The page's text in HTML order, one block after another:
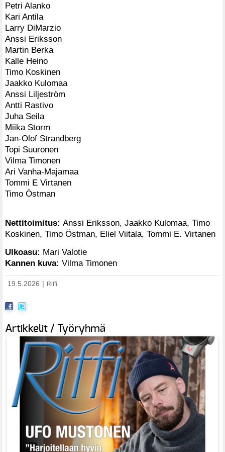
Petri Alanko
Kari Antila
Larry DiMarzio
Anssi Eriksson
Martin Berka
Kalle Heino
Timo Koskinen
Jaakko Kulomaa
Anssi Liljeström
Antti Rastivo
Juha Seila
Miika Storm
Jan-Olof Strandberg
Topi Suuronen
Vilma Timonen
Ari Vanha-Majamaa
Tommi E Virtanen
Timo Östman
Nettitoimitus: Anssi Eriksson, Jaakko Kulomaa, Timo
Koskinen, Timo Östman, Eliel Viitala, Tommi E. Virtanen
Ulkoasu: Mari Valotie
Kannen kuva: Vilma Timonen
19.5.2026 Riffi
Artikkelit / Työryhmä